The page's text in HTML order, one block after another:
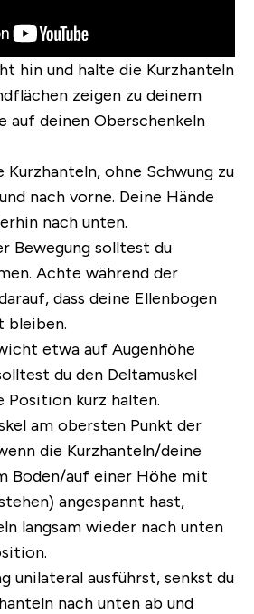
hin und halte die Kurzhanteln
zeigen zu deinem
auf deinen Oberschenkeln
ohne Schwung zu
nach vorne. Deine Hände
nach unten.
Bewegung solltest du
Achte während der
dass deine Ellenbogen
bleiben.
etwa auf Augenhöhe
du den Deltamuskel
Position kurz halten.
am obersten Punkt der
die Kurzhanteln/deine
Boden/auf einer Höhe mit
angespannt hast,
langsam wieder nach unten
unilateral ausführst, senkst du
nach unten ab und